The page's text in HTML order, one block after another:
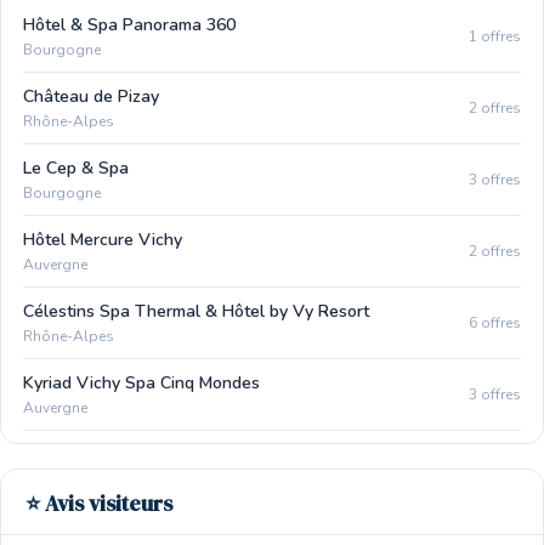
Hôtel & Spa Panorama 360
Bourgogne
1 offres
Château de Pizay
Rhône-Alpes
2 offres
Le Cep & Spa
Bourgogne
3 offres
Hôtel Mercure Vichy
Auvergne
2 offres
Célestins Spa Thermal & Hôtel by Vy Resort
Rhône-Alpes
6 offres
Kyriad Vichy Spa Cinq Mondes
Auvergne
3 offres
⭐ Avis visiteurs